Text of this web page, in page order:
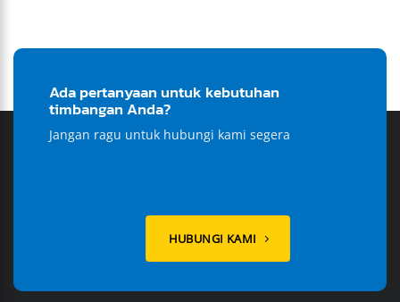
Ada pertanyaan untuk kebutuhan
timbangan Anda?
Jangan ragu untuk hubungi kami segera
HUBUNGI KAMI